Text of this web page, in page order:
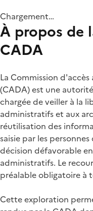
Chargement…
À propos de
CADA
La Commission
(CADA) est une
chargée de veiller à la
administratifs et aux
réutilisation des
saisie par les
décision défavorable
administratifs. Le
préalable obligatoire à
Cette exploration